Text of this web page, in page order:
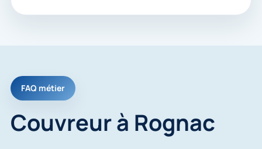
FAQ métier
Couvreur à Rognac